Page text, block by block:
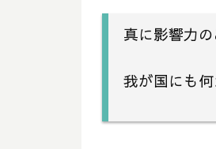
真に影響力
我が国にも